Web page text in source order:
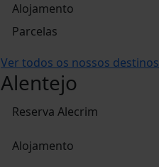
Alojamento
Parcelas
Ver todos os nossos destinos
Alentejo
Reserva Alecrim
Alojamento